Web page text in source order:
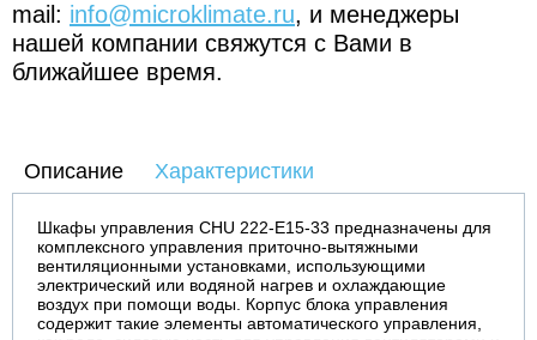
mail: info@microklimate.ru, и менеджеры
нашей компании свяжутся с Вами в
ближайшее время.
Описание Характеристики
Шкафы управления CHU 222-E15-33 предназначены для
комплексного управления приточно-вытяжными
вентиляционными установками, использующими
электрический или водяной нагрев и охлаждающие
воздух при помощи воды. Корпус блока управления
содержит такие элементы автоматического управления,